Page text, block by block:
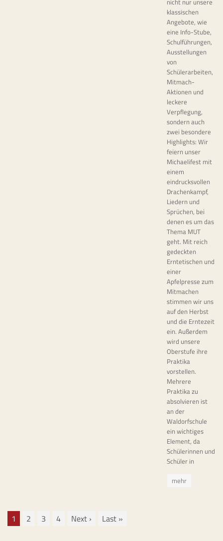
nicht nur unsere
klassischen
Angebote, wie
eine Info-Stube,
Schulführungen,
Ausstellungen
von
Schülerarbeiten,
Mitmach-
Aktionen und
leckere
Verpflegung,
sondern auch
zwei besondere
Highlights: Wir
feiern unser
Michaelifest mit
einem
eindrucksvollen
Drachenkampf,
Liedern und
Sprüchen, bei
denen es um das
Thema MUT
geht. Mit reich
gedeckten
Erntetischen und
einer
Apfelpresse zum
Mitmachen
stimmen wir uns
auf den Herbst
und die Erntezeit
ein. Außerdem
wird unsere
Oberstufe ihre
Praktika
vorstellen.
Mehrere
Praktika zu
absolvieren ist
an der
Waldorfschule
ein wichtiges
Element, da
Schülerinnen und
Schüler in
mehr
1 2 3 4 Next › Last »